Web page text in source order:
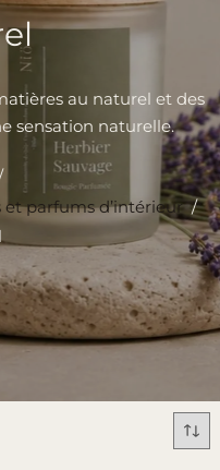
au naturel et des
sensation naturelle.
parfums d’intérieur /